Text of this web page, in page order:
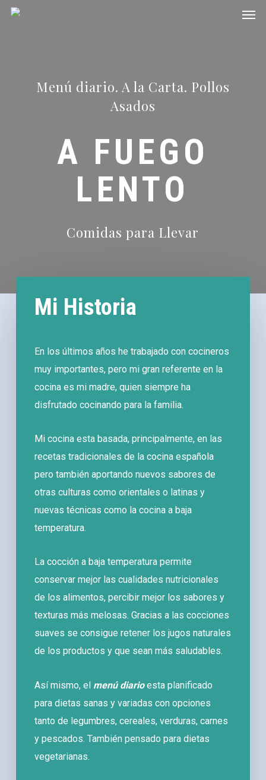
Skip
Menú diario. A la Carta. Pollos
Asados
A FUEGO
LENTO
Comidas para Llevar
Mi Historia
En los últimos años he trabajado con cocineros
muy importantes, pero mi gran referente en la
cocina es mi madre, quien siempre ha
disfrutado cocinando para la familia.
Mi cocina esta basada, principalmente, en las
recetas tradicionales de la cocina española
pero también aportando nuevos sabores de
otras culturas como orientales o latinas y
nuevas técnicas como la cocina a baja
temperatura.
La cocción a baja temperatura permite
conservar mejor las cualidades nutricionales
de los alimentos, percibir mejor los sabores y
texturas más melosas. Gracias a las cocciones
suaves se consigue retener los jugos naturales
de los productos y que sean más saludables.
Así mismo, el menú diarioesta planificado
para dietas sanas y variadas con opciones
tanto de legumbres, cereales, verduras, carnes
y pescados. También pensado para dietas
vegetarianas.